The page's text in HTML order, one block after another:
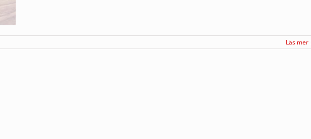
Läs mer